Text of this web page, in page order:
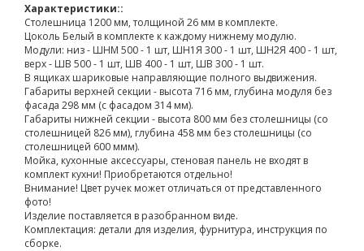
Характеристики::
Cтолешница 1200 мм, толщиной 26 мм в комплекте.
Цоколь Белый в комплекте к каждому нижнему модулю.
Модули: низ - ШНМ 500 - 1 шт, ШН1Я 300 - 1 шт, ШН2Я 400 - 1 шт,
верх - ШВ 500 - 1 шт, ШВ 400 - 1 шт, ШВ 300 - 1 шт.
В ящиках шариковые направляющие полного выдвижения.
Габариты верхней секции - высота 716 мм, глубина модуля без
фасада 298 мм (с фасадом 314 мм).
Габариты нижней секции - высота 800 мм без столешницы (со
столешницей 826 мм), глубина 458 мм без столешницы (со
столешницей 600 ммм).
Мойка, кухонные аксессуары, стеновая панель не входят в
комплект кухни! Приобретаются отдельно!
Внимание! Цвет ручек может отличаться от представленного
фото!
Изделие поставляется в разобранном виде.
Комплектация: детали для изделия, фурнитура, инструкция по
сборке.